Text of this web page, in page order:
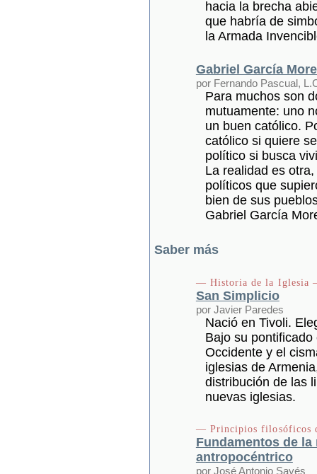
hacia la brecha
que habría de
la Armada
Gabriel García
por Fernando Pascual,
Para muchos son
mutuamente: uno
un buen católico.
católico si quiere
político si busca
La realidad es
políticos que
bien de sus
Gabriel García
Saber más
— Historia de la Iglesia
San Simplicio
por Javier Paredes
Nació en Tivoli.
Bajo su
Occidente y el
iglesias de
distribución de las
nuevas iglesias.
— Principios filosóficos
Fundamentos de
antropocéntrico
por José Antonio Sayés